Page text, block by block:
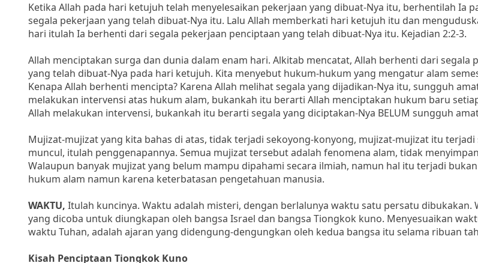
Ketika Allah pada hari ketujuh telah menyelesaikan pekerjaan yang dibuat-Nya itu, berhentilah Ia
segala pekerjaan yang telah dibuat-Nya itu. Lalu Allah memberkati hari ketujuh itu dan
hari itulah Ia berhenti dari segala pekerjaan penciptaan yang telah dibuat-Nya itu. Kejadian 2:2-3.
Allah menciptakan surga dan dunia dalam enam hari. Alkitab mencatat, Allah berhenti dari segala
yang telah dibuat-Nya pada hari ketujuh. Kita menyebut hukum-hukum yang mengatur alam
Kenapa Allah berhenti mencipta? Karena Allah melihat segala yang dijadikan-Nya itu, sungguh
melakukan intervensi atas hukum alam, bukankah itu berarti Allah menciptakan hukum baru
Allah melakukan intervensi, bukankah itu berarti segala yang diciptakan-Nya BELUM sungguh
Mujizat-mujizat yang kita bahas di atas, tidak terjadi sekoyong-konyong, mujizat-mujizat itu terjadi
muncul, itulah penggenapannya. Semua mujizat tersebut adalah fenomena alam, tidak
Walaupun banyak mujizat yang belum mampu dipahami secara ilmiah, namun hal itu terjadi
hukum alam namun karena keterbatasan pengetahuan manusia.
WAKTU, Itulah kuncinya. Waktu adalah misteri, dengan berlalunya waktu satu persatu dibukakan.
yang dicoba untuk diungkapan oleh bangsa Israel dan bangsa Tiongkok kuno. Menyesuaikan
waktu Tuhan, adalah ajaran yang didengung-dengungkan oleh kedua bangsa itu selama ribuan
Kisah Penciptaan Tiongkok Kuno